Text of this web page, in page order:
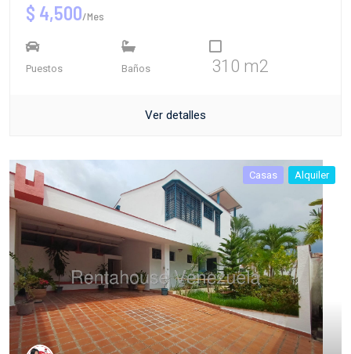
$ 4,500/Mes
Puestos Baños 310 m2
Ver detalles
Casas Alquiler